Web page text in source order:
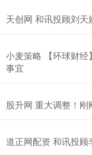
天创网 和讯投顾刘天
小麦策略 【环球财
事宜
股升网 重大调整！刚
道正网配资 和讯投顾